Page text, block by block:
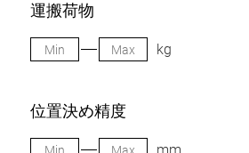
運搬荷物
kg
位置決め精度